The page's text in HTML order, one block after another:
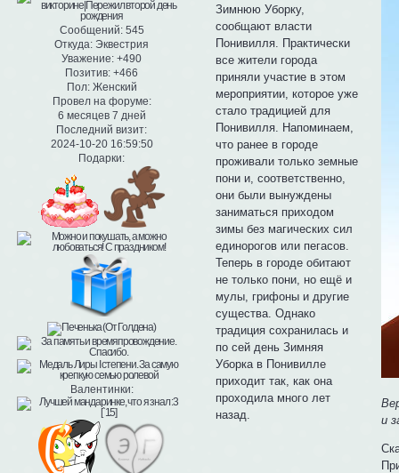
Сообщений:545
Откуда: Эквестрия
Уважение: +490
Позитив: +466
Пол:Женский
Провел на форуме:
6 месяцев 7 дней
Последний визит:
2024-10-20 16:59:50
Подарки:
Валентинки:
Зимнюю Уборку,
сообщают власти
Понивилля. Практически
все жители города
приняли участие в этом
мероприятии, которое уже
стало традицией для
Понивилля. Напоминаем,
что ранее в городе
проживали только земные
пони и, соответственно,
они были вынуждены
заниматься приходом
зимы без магических сил
единорогов или пегасов.
Теперь в городе обитают
не только пони, но ещё и
мулы, грифоны и другие
существа. Однако
традиция сохранилась и
по сей день Зимняя
Уборка в Понивилле
приходит так, как она
проходила много лет
назад.
и